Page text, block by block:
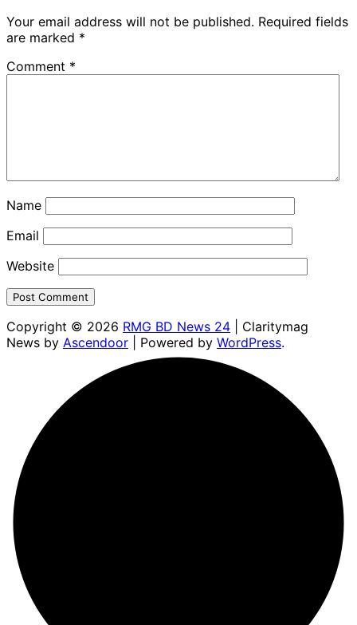
Your email address will not be published. Required fields
are marked *
Comment *
Name
Email
Website
Copyright © 2026 RMG BD News 24 | Claritymag
News by Ascendoor | Powered by WordPress.